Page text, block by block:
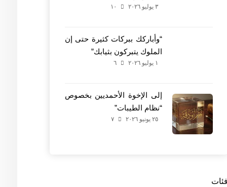
٣ يوليو ٢٠٢٦ ١٠
“وأباركك ببركات كثيرة حتى إن
الملوك يتبركون بثيابك”
١ يوليو ٢٠٢٦ ٦
إلى الإخوة الأحمديين بخصوص
“نظام الطيبات”
٢٥ يونيو ٢٠٢٦ ٧
فئات